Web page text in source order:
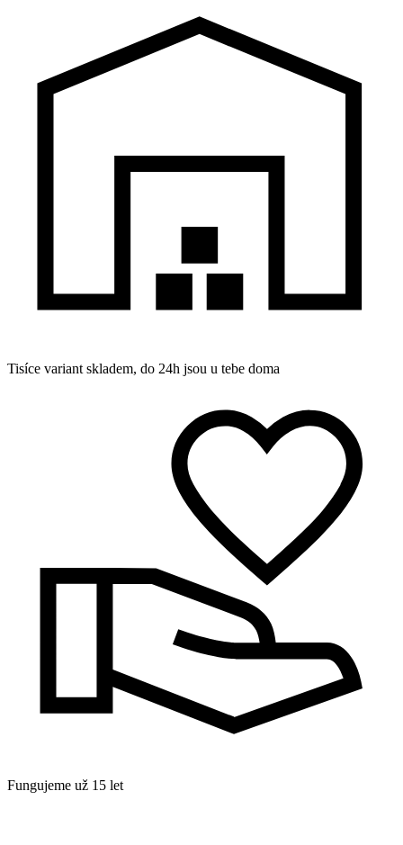
Tisíce variant skladem, do 24h jsou u tebe doma
Fungujeme už 15 let